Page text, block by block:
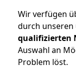
Wir verfügen
durch
qualifizierten
Auswahl an
Problem löst.